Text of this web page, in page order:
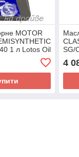
MOTOR
1 л Lotos Oil
SG/
4